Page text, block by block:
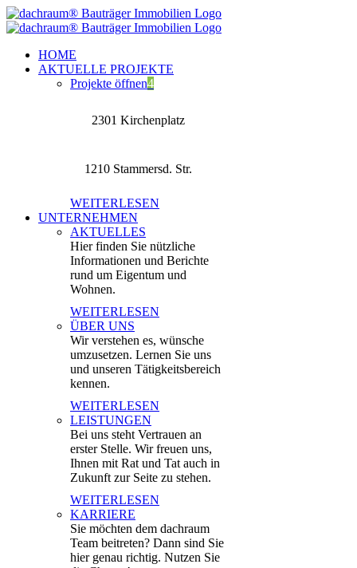
Zum
Inhalt
HOME
AKTUELLE PROJEKTE
Projekte öffnen4
2301 Kirchenplatz
1210 Stammersd. Str.
WEITERLESEN
UNTERNEHMEN
AKTUELLES
Hier finden Sie nützliche
Informationen und Berichte
rund um Eigentum und
Wohnen.
WEITERLESEN
ÜBER UNS
Wir verstehen es, wünsche
umzusetzen. Lernen Sie uns
und unseren Tätigkeitsbereich
kennen.
WEITERLESEN
LEISTUNGEN
Bei uns steht Vertrauen an
erster Stelle. Wir freuen uns,
Ihnen mit Rat und Tat auch in
Zukunft zur Seite zu stehen.
WEITERLESEN
KARRIERE
Sie möchten dem dachraum
Team beitreten? Dann sind Sie
hier genau richtig. Nutzen Sie